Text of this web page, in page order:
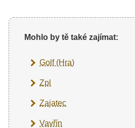
Mohlo by tě také zajímat:
Golf (Hra)
Zpl
Zajatec
Vavřín